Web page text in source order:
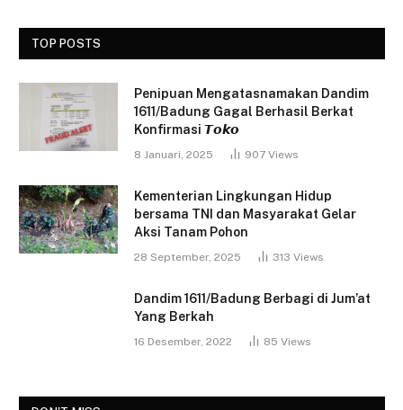
TOP POSTS
Penipuan Mengatasnamakan Dandim
1611/Badung Gagal Berhasil Berkat
Konfirmasi 𝙏𝙤𝙠𝙤
8 Januari, 2025 907 Views
Kementerian Lingkungan Hidup
bersama TNI dan Masyarakat Gelar
Aksi Tanam Pohon
28 September, 2025 313 Views
Dandim 1611/Badung Berbagi di Jum’at
Yang Berkah
16 Desember, 2022 85 Views